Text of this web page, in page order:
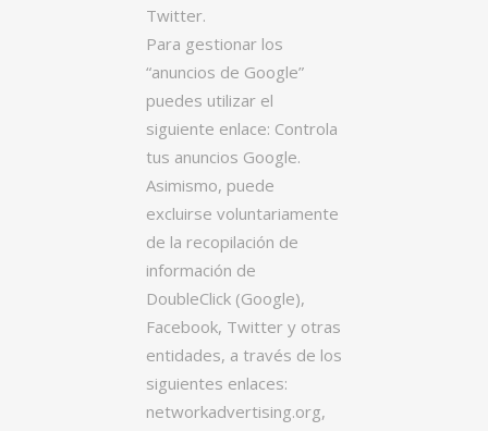
Twitter.
Para gestionar los
“anuncios de Google”
puedes utilizar el
siguiente enlace: Controla
tus anuncios Google.
Asimismo, puede
excluirse voluntariamente
de la recopilación de
información de
DoubleClick (Google),
Facebook, Twitter y otras
entidades, a través de los
siguientes enlaces:
networkadvertising.org,